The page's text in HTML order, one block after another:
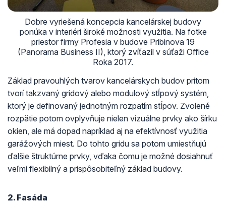
Dobre vyriešená koncepcia kancelárskej budovy
ponúka v interiéri široké možnosti využitia. Na fotke
priestor firmy Profesia v budove Pribinova 19
(Panorama Business II), ktorý zvíťazil v súťaži Office
Roka 2017.
Základ pravouhlých tvarov kancelárskych budov pritom
tvorí takzvaný gridový alebo modulový stĺpový systém,
ktorý je definovaný jednotným rozpätím stĺpov. Zvolené
rozpätie potom ovplyvňuje nielen vizuálne prvky ako šírku
okien, ale má dopad napríklad aj na efektívnosť využitia
garážových miest. Do tohto gridu sa potom umiestňujú
ďalšie štruktúrne prvky, vďaka čomu je možné dosiahnuť
veľmi flexibilný a prispôsobiteľný základ budovy.
2. Fasáda